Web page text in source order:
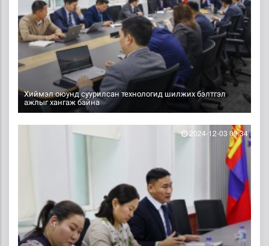
Хиймэл оюунд суурилсан технологид шилжих бэлтгэл
ажлыг хангаж байна
2024-12-03 09:34